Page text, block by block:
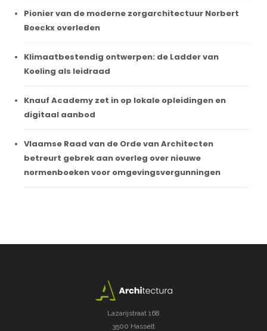
Pionier van de moderne zorgarchitectuur Norbert
Boeckx overleden
Klimaatbestendig ontwerpen: de Ladder van
Koeling als leidraad
Knauf Academy zet in op lokale opleidingen en
digitaal aanbod
Vlaamse Raad van de Orde van Architecten
betreurt gebrek aan overleg over nieuwe
normenboeken voor omgevingsvergunningen
Lazarijstraat 168
3500 Hasselt